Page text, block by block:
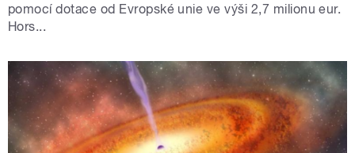
pomocí dotace od Evropské unie ve výši 2,7 milionu eur.
Hors...